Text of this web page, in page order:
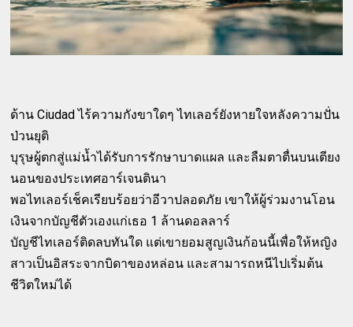
ด้าน Ciudad ไร้ความกังขาใดๆ ไทเลอร์ยังหายใจหลังความปั่น
ป่วนยุติ
บุรุษผู้ตกสู่แม่น้ำได้รับการรักษาบาดแผล และลืมตาตื่นบนเตียง
นอนของประเทศอาร์เจนตินา
พอไทเลอร์เช็คเรียบร้อยว่าอีวาปลอดภัย เขาให้ผู้ร่วมงานโอน
เงินจากบัญชีตัวเองแก่เธอ 1 ล้านดอลลาร์
บัญชีไทเลอร์ติดลบทันใด แต่เขายอมสูญเงินก้อนนี้เพื่อให้หญิง
สาวเป็นอิสระจากบิดาของหล่อน และสามารถหนีไปเริ่มต้น
ชีวิตใหม่ได้